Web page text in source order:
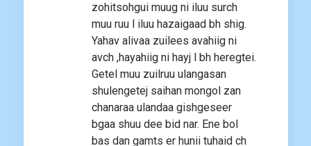
zohitsohgui muug ni iluu surch
muu ruu l iluu hazaigaad bh shig.
Yahav alivaa zuilees avahiig ni
avch ,hayahiig ni hayj l bh heregtei.
Getel muu zuilruu ulangasan
shulengetej saihan mongol zan
chanaraa ulandaa gishgeseer
bgaa shuu dee bid nar. Ene bol
bas dan gamts er hunii tuhaid ch